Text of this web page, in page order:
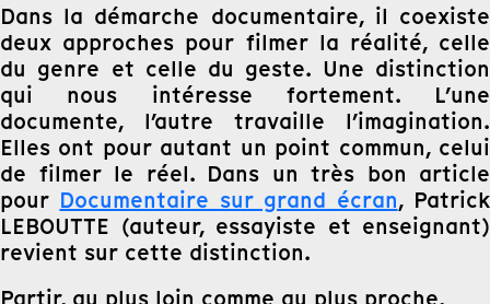
Dans la démarche documentaire, il coexiste
deux approches pour filmer la réalité, celle
du genre et celle du geste. Une distinction
qui nous intéresse fortement. L’une
documente, l’autre travaille l’imagination.
Elles ont pour autant un point commun, celui
de filmer le réel. Dans un très bon article
pour Documentaire sur grand écran, Patrick
LEBOUTTE (auteur, essayiste et enseignant)
revient sur cette distinction.